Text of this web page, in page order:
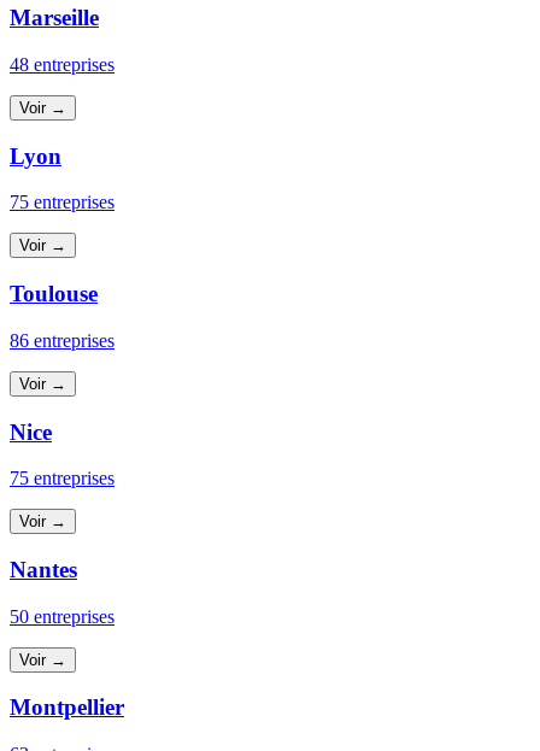
Marseille
48 entreprises
Voir →
Lyon
75 entreprises
Voir →
Toulouse
86 entreprises
Voir →
Nice
75 entreprises
Voir →
Nantes
50 entreprises
Voir →
Montpellier